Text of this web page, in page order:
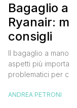
Bagaglio a
Ryanair:
consigli
Il bagaglio a mano
aspetti più
problematici per chi
bagaglio cambiano
ANDREA PETRONI